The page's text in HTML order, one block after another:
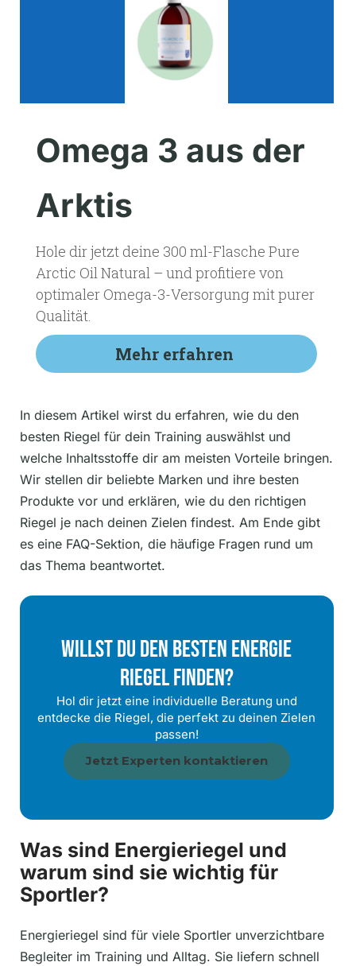
Omega 3 aus der
Arktis
Hole dir jetzt deine 300 ml-Flasche Pure
Arctic Oil Natural – und profitiere von
optimaler Omega-3-Versorgung mit purer
Qualität.
Mehr erfahren
In diesem Artikel wirst du erfahren, wie du den
besten Riegel für dein Training auswählst und
welche Inhaltsstoffe dir am meisten Vorteile bringen.
Wir stellen dir beliebte Marken und ihre besten
Produkte vor und erklären, wie du den richtigen
Riegel je nach deinen Zielen findest. Am Ende gibt
es eine FAQ-Sektion, die häufige Fragen rund um
das Thema beantwortet.
Willst Du Den Besten Energie
Riegel Finden?
Hol dir jetzt eine individuelle Beratung und
entdecke die Riegel, die perfekt zu deinen Zielen
passen!
Jetzt Experten kontaktieren
Was sind Energieriegel und
warum sind sie wichtig für
Sportler?
Energieriegel sind für viele Sportler unverzichtbare
Begleiter im Training und Alltag. Sie liefern schnell